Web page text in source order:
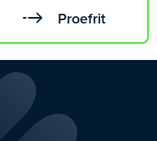
Proefrit